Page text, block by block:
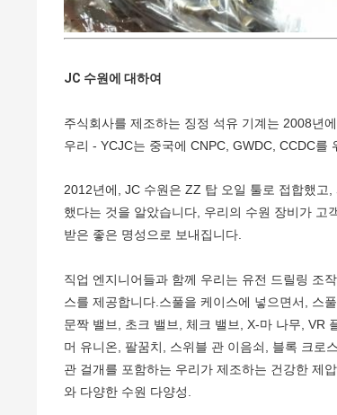
JC 수원에 대하여
주식회사를 제조하는 징정 석유 기계는 2008년
우리 - YCJC는 중국에 CNPC, GWDC, CCDC를
2012년에, JC 수원은 ZZ 탑 오일 툴로 접합했고
했다는 것을 알았습니다, 우리의 수원 장비가
받은 좋은 명성으로 보내집니다.
직업 엔지니어들과 함께 우리는 유전 드릴링 조
스를 제공합니다.스풀을 케이스에 넣으면서, 스
문짝 밸브, 초크 밸브, 체크 밸브, X-마 나무, VR
머 유니온, 팔꿈치, 스위블 관 이음쇠, 블록 크로
관 걸개를 포함하는 우리가 제조하는 건강한 제
와 다양한 수원 다양성.